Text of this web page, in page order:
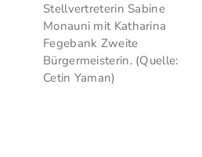
Stellvertreterin Sabine
Monauni mit Katharina
Fegebank Zweite
Bürgermeisterin. (Quelle:
Cetin Yaman)